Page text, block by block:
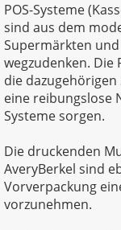
POS-Systeme
sind aus dem
Supermärkten
wegzudenken. Die
die
eine reibungslose
Systeme sorgen.
Die druckenden
AveryBerkel sind
Vorverpackung
vorzunehmen.